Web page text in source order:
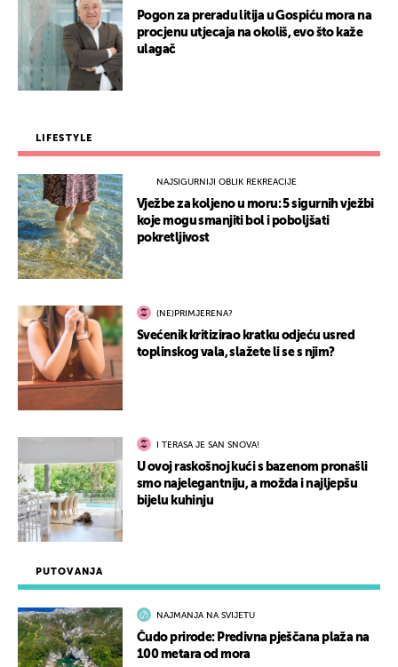
PUTOVANJA
NAJMANJA NA SVIJETU
Čudo prirode: Predivna pješčana plaža na
100 metara od mora
Pogon za preradu litija u Gospiću mora na
procjenu utjecaja na okoliš, evo što kaže
ulagač
LIFESTYLE
NAJSIGURNIJI OBLIK REKREACIJE
Vježbe za koljeno u moru: 5 sigurnih vježbi
koje mogu smanjiti bol i poboljšati
pokretljivost
(NE)PRIMJERENA?
Svećenik kritizirao kratku odjeću usred
toplinskog vala, slažete li se s njim?
I TERASA JE SAN SNOVA!
U ovoj raskošnoj kući s bazenom pronašli
smo najelegantniju, a možda i najljepšu
bijelu kuhinju